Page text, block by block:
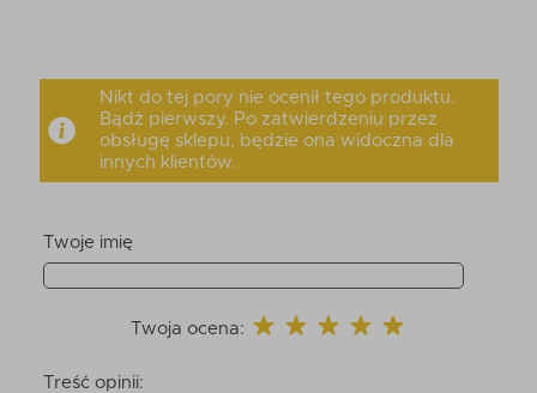
Nikt do tej pory nie ocenił tego produktu.
Bądź pierwszy. Po zatwierdzeniu przez
obsługę sklepu, będzie ona widoczna dla
innych klientów.
Twoje imię
Twoja ocena:
Treść opinii: